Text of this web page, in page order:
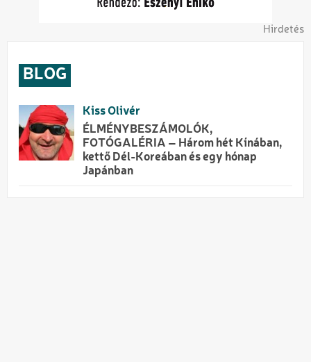
Hirdetés
BLOG
Kiss Olivér
ÉLMÉNYBESZÁMOLÓK,
FOTÓGALÉRIA – Három hét Kínában,
kettő Dél-Koreában és egy hónap
Japánban